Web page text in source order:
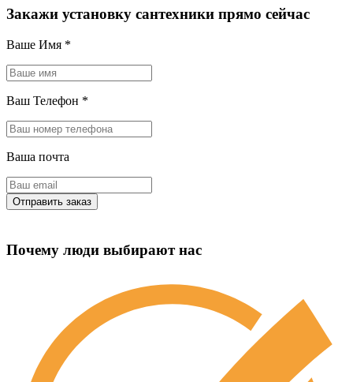
Закажи установку сантехники прямо сейчас
Ваше Имя *
Ваш Телефон *
Ваша почта
Почему люди выбирают нас